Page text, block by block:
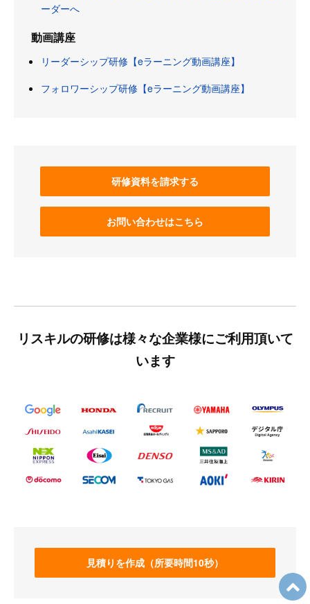
ーダーへ
動画講座
リーダーシップ研修【eラーニング動画講座】
フォロワーシップ研修【eラーニング動画講座】
研修資料を請求する
お問い合わせはこちら
リスキルの研修は様々な企業様にご利用頂いて
います
見積りを作成（所要時間10秒）